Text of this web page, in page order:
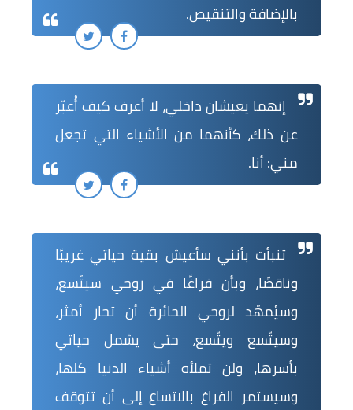
بالإضافة والتنقيص.
إنهما يعيشان داخلي، لا أعرف كيف أُعبّر
عن ذلك، كأنهما من الأشياء التي تجعل
مني: أنا.
تنبأت بأنني سأعيش بقية حياتي غريبًا
وناقصًا، وبأن فراغًا في روحي سيتّسع،
وسيُمهّد لروحي الحائرة أن تحار أمثر،
وسيتّسع ويتّسع، حتى يشمل حياتي
بأسرها، ولن تملأه أشياء الدنيا كلها،
وسيستمر الفراغ بالاتساع إلى أن تتوقف